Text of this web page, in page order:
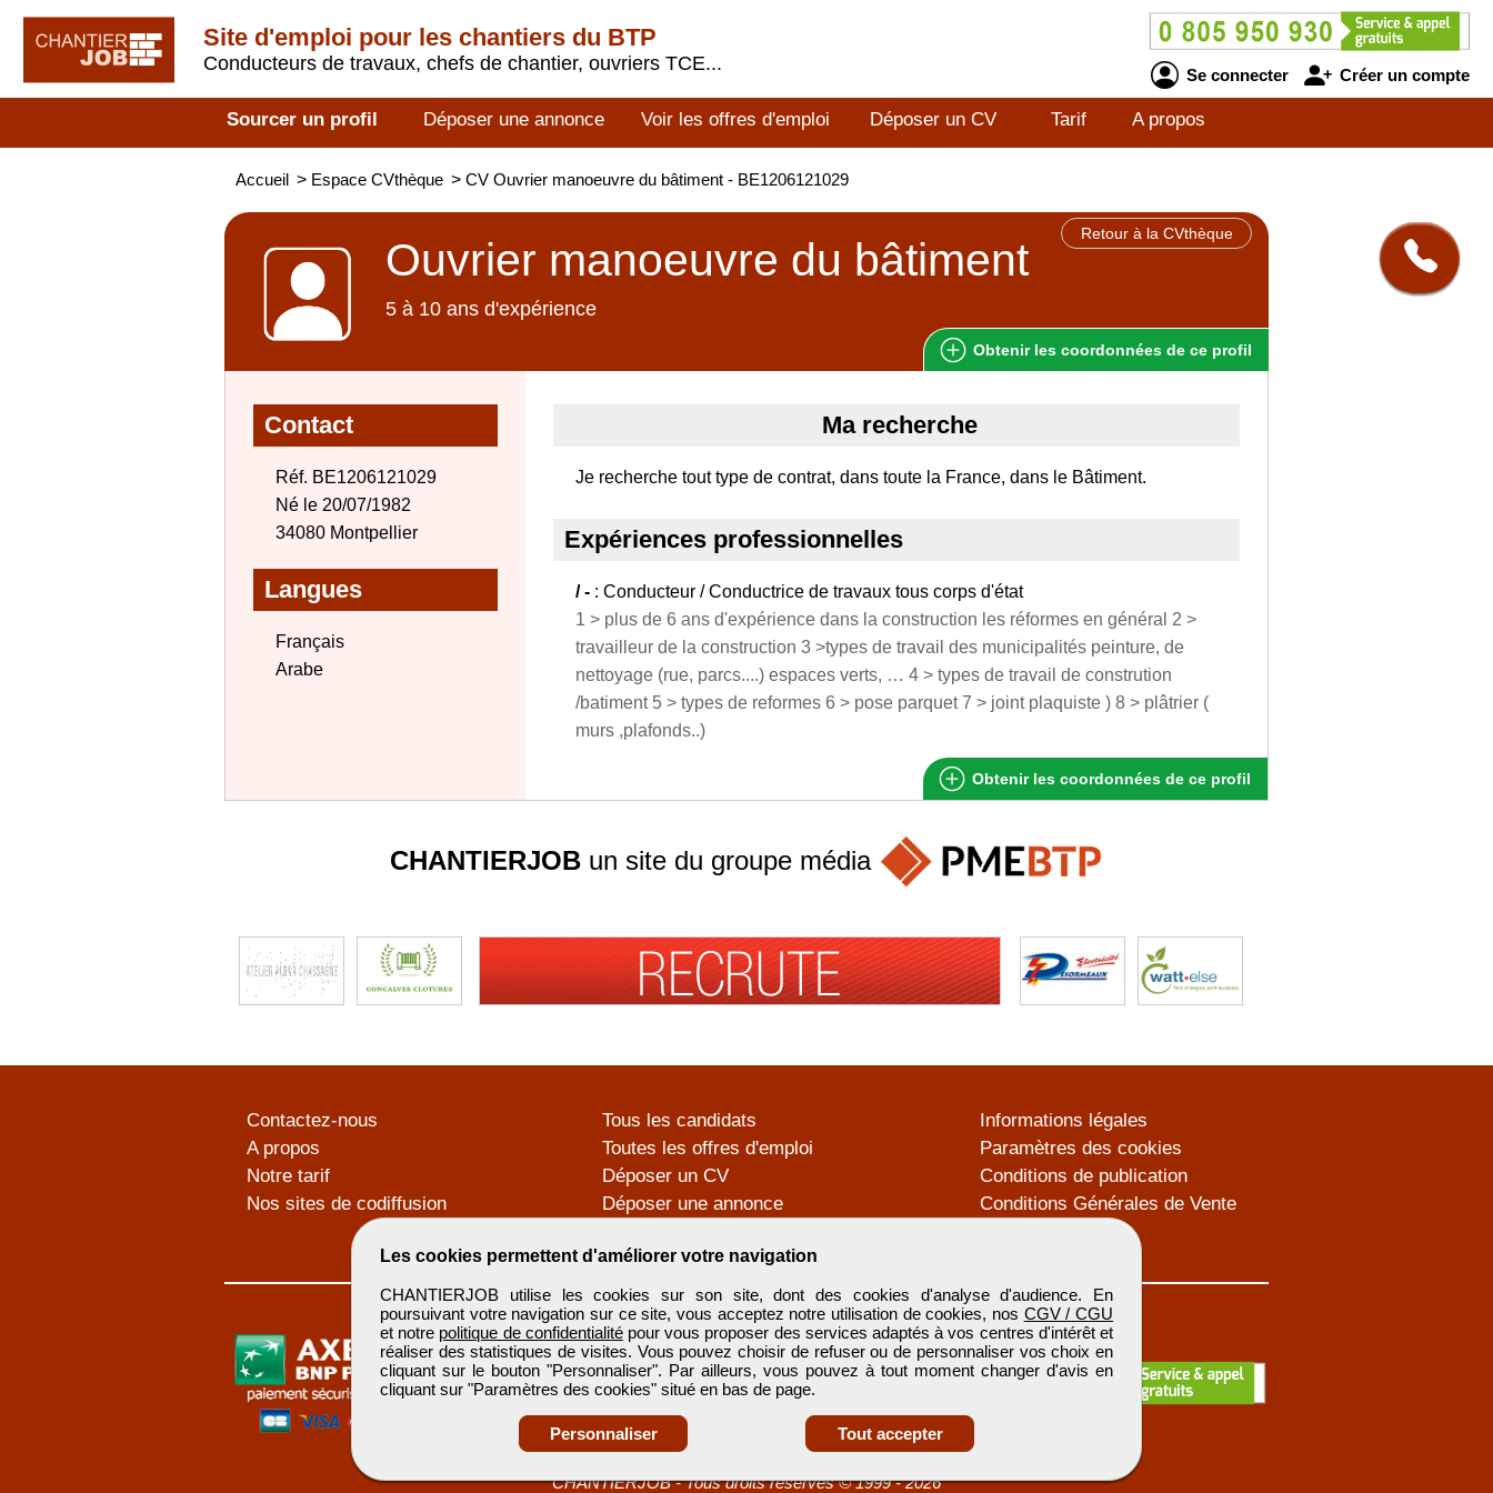
Site d'emploi pour les chantiers du BTP
Conducteurs de travaux, chefs de chantier, ouvriers TCE...
Se connecter Créer un compte
Sourcer un profil Déposer une annonce Voir les offres d'emploi Déposer un CV Tarif A propos
Accueil > Espace CVthèque > CV Ouvrier manoeuvre du bâtiment - BE1206121029
Retour à la CVthèque
Ouvrier manoeuvre du bâtiment
5 à 10 ans d'expérience
Obtenir les coordonnées de ce profil
Contact
Réf. BE1206121029
Né le 20/07/1982
34080 Montpellier
Langues
Français
Arabe
Ma recherche
Je recherche tout type de contrat, dans toute la France, dans le Bâtiment.
Expériences professionnelles
/ - : Conducteur / Conductrice de travaux tous corps d'état
1 > plus de 6 ans d'expérience dans la construction les réformes en général 2 >
travailleur de la construction 3 >types de travail des municipalités peinture, de
nettoyage (rue, parcs....) espaces verts, … 4 > types de travail de constrution
/batiment 5 > types de reformes 6 > pose parquet 7 > joint plaquiste ) 8 > plâtrier (
murs ,plafonds..)
Obtenir les coordonnées de ce profil
Les cookies permettent d'améliorer votre navigation
CHANTIERJOB utilise les cookies sur son site, dont des cookies d'analyse d'audience. En
poursuivant votre navigation sur ce site, vous acceptez notre utilisation de cookies, nos CGV / CGU
et notre politique de confidentialitépour vous proposer des services adaptés à vos centres d'intérêt et
réaliser des statistiques de visites. Vous pouvez choisir de refuser ou de personnaliser vos choix en
cliquant sur le bouton "Personnaliser". Par ailleurs, vous pouvez à tout moment changer d'avis en
cliquant sur "Paramètres des cookies" situé en bas de page.
Personnaliser Tout accepter
CHANTIERJOBun site du groupe média
Contactez-nous
A propos
Notre tarif
Nos sites de codiffusion
Tous les candidats
Toutes les offres d'emploi
Déposer un CV
Déposer une annonce
Informations légales
Paramètres des cookies
Conditions de publication
Conditions Générales de Vente
CHANTIERJOB -Tous droits réservés © 1999 - 2026